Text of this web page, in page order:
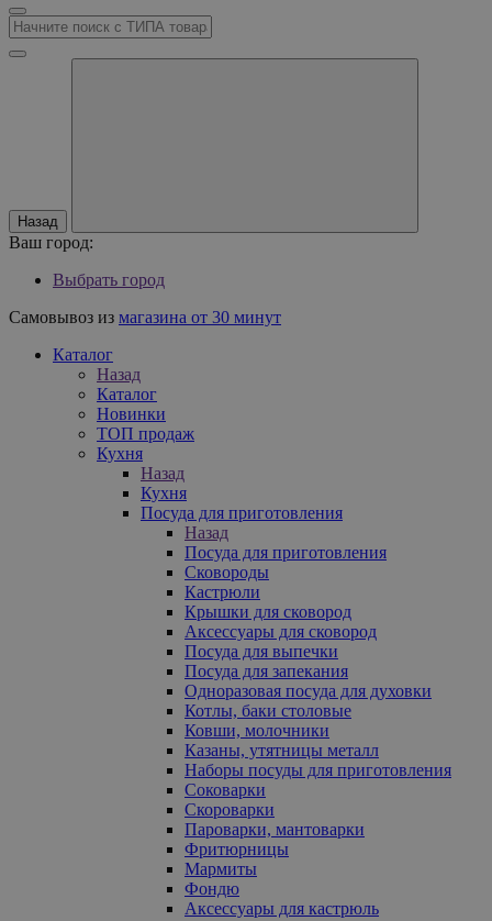
Назад
Ваш город:
Выбрать город
Самовывоз из магазина от 30 минут
Каталог
Назад
Каталог
Новинки
ТОП продаж
Кухня
Назад
Кухня
Посуда для приготовления
Назад
Посуда для приготовления
Сковороды
Кастрюли
Крышки для сковород
Аксессуары для сковород
Посуда для выпечки
Посуда для запекания
Одноразовая посуда для духовки
Котлы, баки столовые
Ковши, молочники
Казаны, утятницы металл
Наборы посуды для приготовления
Соковарки
Скороварки
Пароварки, мантоварки
Фритюрницы
Мармиты
Фондю
Аксессуары для кастрюль